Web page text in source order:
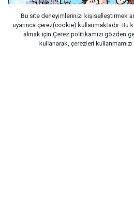
Bu site deneyimlerinizi kişiselleştirmek
uyarınca çerez(cookie) kullanmaktadır. Bu
almak için Çerez politikamızı gözden
kullanarak, çerezleri